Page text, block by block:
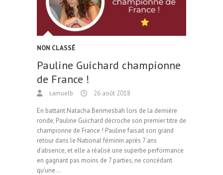
NON CLASSÉ
Pauline Guichard championne
de France !
samuelb 26 août 2018
En battant Natacha Benmesbah lors de la dernière
ronde, Pauline Guichard décroche son premier titre de
championne de France ! Pauline faisait son grand
retour dans le National féminin après 7 ans
d’absence, et elle a réalisé une superbe performance
en gagnant pas moins de 7 parties, ne concédant
qu’une…